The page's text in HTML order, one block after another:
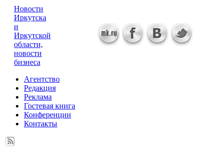
Новости
Иркутска
и
Иркутской
области,
новости
бизнеса
Агентство
Редакция
Реклама
Гостевая книга
Конференции
Контакты